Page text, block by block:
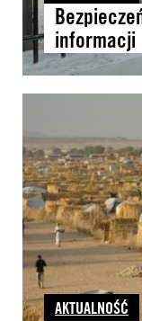
informacji
AKTUALNOŚĆ